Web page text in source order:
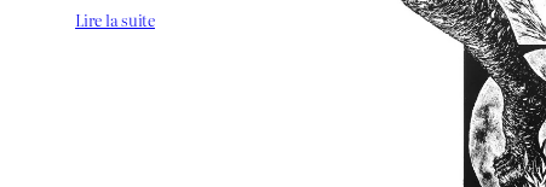
Lire la suite